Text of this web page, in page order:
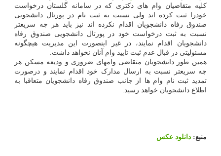
کلیه متقاضیان وام های دکتری که در سامانه گلستان درخواست
خودرا ثبت کرده اند ولی نسبت به ثبت نام در پورتال دانشجویی
صندوق رفاه دانشجویان اقدام نکرده اند نیز باید هر چه سریعتر
نسبت به ثبت درخواست خود در پورتال دانشجویی صندوق رفاه
دانشجویان اقدام نمایند، در غیر اینصورت این مدیریت هیچگونه
مسئولیتی در قبال عدم ثبت تایید وام آنان نخواهد داشت.
همین طور دانشجویان متقاضی وامهای ضروری و ودیعه مسکن هر
چه سریعتر نسبت به ارسال مدارک خود اقدام نمایند و درصورت
تمدید ثبت نام وام ها از جانب صندوق رفاه دانشجویان متعاقبا به
اطلاع دانشجویان خواهد رسید.
منبع: دانلود عكس